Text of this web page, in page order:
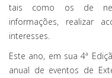
tais como os de
informações, realizar
interesses.
Este ano, em sua 4ª
anual de eventos de